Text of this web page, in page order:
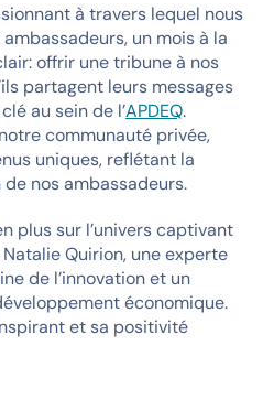
à travers lequel nous
un mois à la
offrir une tribune à nos
partagent leurs messages
au sein de l’APDEQ.
communauté privée,
uniques, reflétant la
nos ambassadeurs.
plus sur l’univers captivant
Quirion, une experte
de l’innovation et un
économique.
et sa positivité